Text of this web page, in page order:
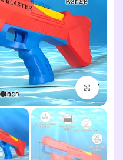
اضغط للتكبير